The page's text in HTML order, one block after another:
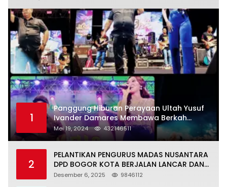
1
Panggung Hiburan Perayaan Ultah Yusuf
Ivander Damares Membawa Berkah
Warga Kejapanan
Mei 19, 2024 432146511
2
PELANTIKAN PENGURUS MADAS NUSANTARA
DPD BOGOR KOTA BERJALAN LANCAR DAN
KHIDMAT
Desember 6, 2025 9846112